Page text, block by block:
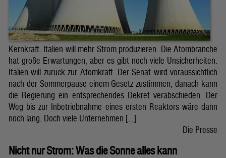
Kernkraft. Italien will mehr Strom produzieren. Die Atombranche
hat große Erwartungen, aber es gibt noch viele Unsicherheiten.
Italien will zurück zur Atomkraft. Der Senat wird voraussichtlich
nach der Sommerpause einem Gesetz zustimmen, danach kann
die Regierung ein entsprechendes Dekret verabschieden. Der
Weg bis zur Inbetriebnahme eines ersten Reaktors wäre dann
noch lang. Doch viele Unternehmen […]
Die Presse
Nicht nur Strom: Was die Sonne alles kann